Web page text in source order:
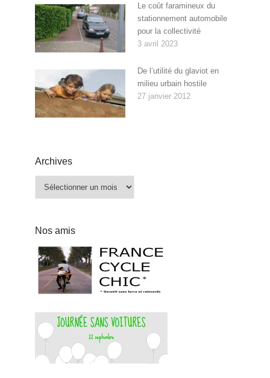
Le coût faramineux du
stationnement automobile
pour la collectivité
3 avril 2023
De l’utilité du glaviot en
milieu urbain hostile
27 janvier 2012
Archives
Nos amis